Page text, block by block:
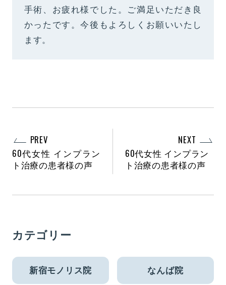
手術、お疲れ様でした。ご満足いただき良
かったです。今後もよろしくお願いいたし
ます。
PREV
60代女性 インプラン
ト治療の患者様の声
NEXT
60代女性 インプラン
ト治療の患者様の声
カテゴリー
新宿モノリス院 なんば院